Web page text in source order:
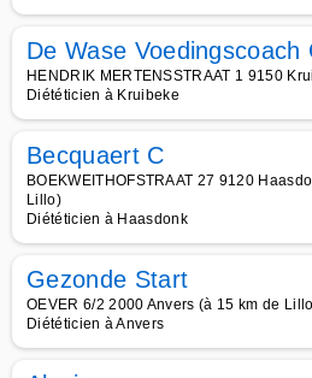
De Wase Voedingscoach
HENDRIK MERTENSSTRAAT 1 9150
Diététicien à Kruibeke
Becquaert C
BOEKWEITHOFSTRAAT 27 9120
Lillo)
Diététicien à Haasdonk
Gezonde Start
OEVER 6/2 2000 Anvers (à 15 km de
Diététicien à Anvers